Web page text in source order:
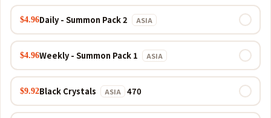
Daily - Summon Pack 2 ASIA
$4.96
Weekly - Summon Pack 1 ASIA
$4.96
470 Black Crystals
ASIA
$9.92